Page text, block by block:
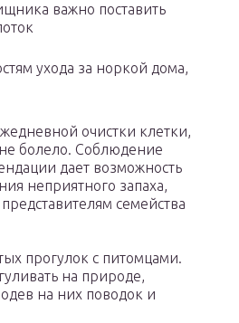
важно поставить
ухода за норкой дома,
очистки клетки,
болело. Соблюдение
дает возможность
неприятного запаха,
семейства
прогулок с питомцами.
на природе,
на них поводок и